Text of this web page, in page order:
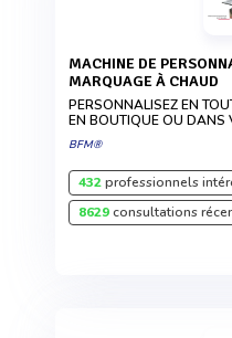
MACHINE DE PERSONNALISATION ET DE
MARQUAGE À CHAUD
PERSONNALISEZ EN
EN BOUTIQUE OU DANS
BFM®
432professionnels
8629consultations